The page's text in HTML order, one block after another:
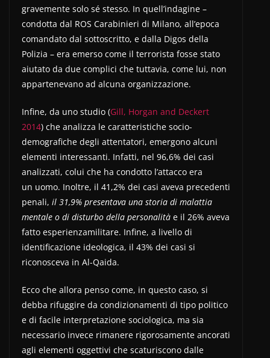
gravemente solo sé stesso. In quell’indagine –
condotta dal ROS Carabinieri di Milano, all’epoca
comandato dal sottoscritto, e dalla Digos della
Polizia – era emerso come il terrorista fosse stato
aiutato da due complici che tuttavia, come lui, non
appartenevano ad alcuna organizzazione.
Infine, da uno studio (Gill, Horgan and Deckert
2014) che analizza le caratteristiche socio-
demografiche degli attentatori, emergono alcuni
elementi interessanti. Infatti, nel 96,6% dei casi
analizzati, colui che ha condotto l’attacco era
un uomo. Inoltre, il 41,2% dei casi aveva precedenti
penali, il 31,9% presentava una storia di malattia
mentale o di disturbo della personalità e il 26% aveva
fatto esperienzamilitare. Infine, a livello di
identificazione ideologica, il 43% dei casi si
riconosceva in Al-Qaida.
Ecco che allora penso come, in questo caso, si
debba rifuggire da condizionamenti di tipo politico
e di facile interpretazione sociologica, ma sia
necessario invece rimanere rigorosamente ancorati
agli elementi oggettivi che scaturiscono dalle